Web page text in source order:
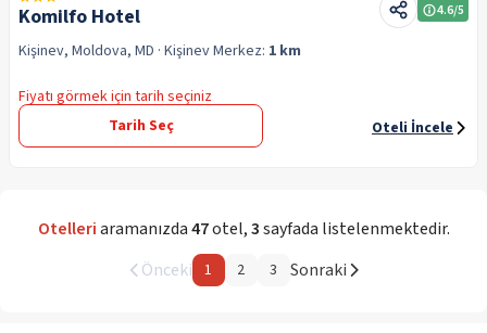
Komilfo Hotel 4.6/5
Kişinev, Moldova, MD · KişinevMerkez: 1 km
Fiyatı görmek için tarih seçiniz
Tarih Seç
Oteli İncele
Otelleriaramanızda47otel,3sayfada listelenmektedir.
Önceki 1 2 3 Sonraki